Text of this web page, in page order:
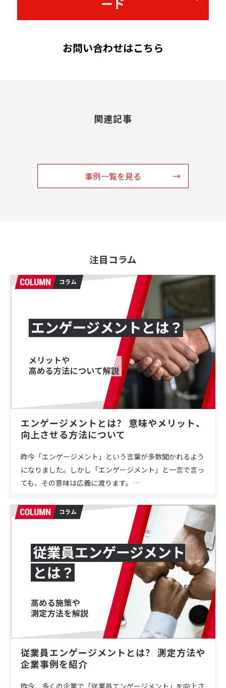
お問い合わせはこちら
関連記事
事例一覧を見る
注目コラム
エンゲージメントとは？ 意味やメリット、
向上させる方法について
昨今「エンゲージメント」という言葉が多数聞かれるよう
になりました。しかし「エンゲージメント」と一言で言っ
ても、その意味は広義に渡ります。…
従業員エンゲージメントとは？ 測定方法や
企業事例を紹介